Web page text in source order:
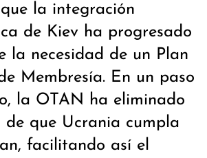
la integración
de Kiev ha progresado
la necesidad de un Plan
Membresía. En un paso
la OTAN ha eliminado
de que Ucrania cumpla
facilitando así el